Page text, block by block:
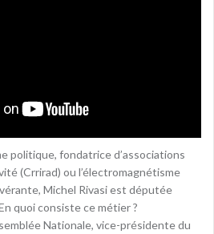
politique, fondatrice d’associations
(Crrirad) ou l’électromagnétisme
Michel Rivasi est députée
quoi consiste ce métier ?
Nationale, vice-présidente du